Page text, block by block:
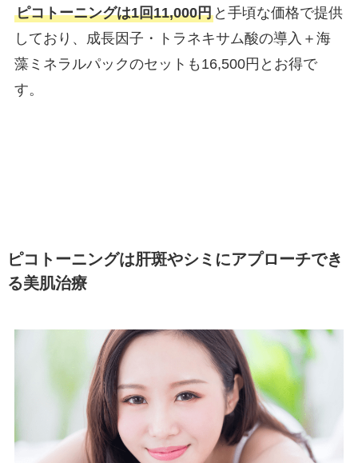
ピコトーニングは1回11,000円と手頃な価格で提供
しており、成長因子・トラネキサム酸の導入＋海
藻ミネラルパックのセットも16,500円とお得で
す。
ピコトーニングは肝斑やシミにアプローチでき
る美肌治療